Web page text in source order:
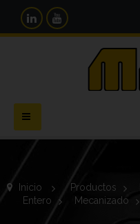
Navegación
Toggle
Inicio > Productos >
Entero > Mecanizado >